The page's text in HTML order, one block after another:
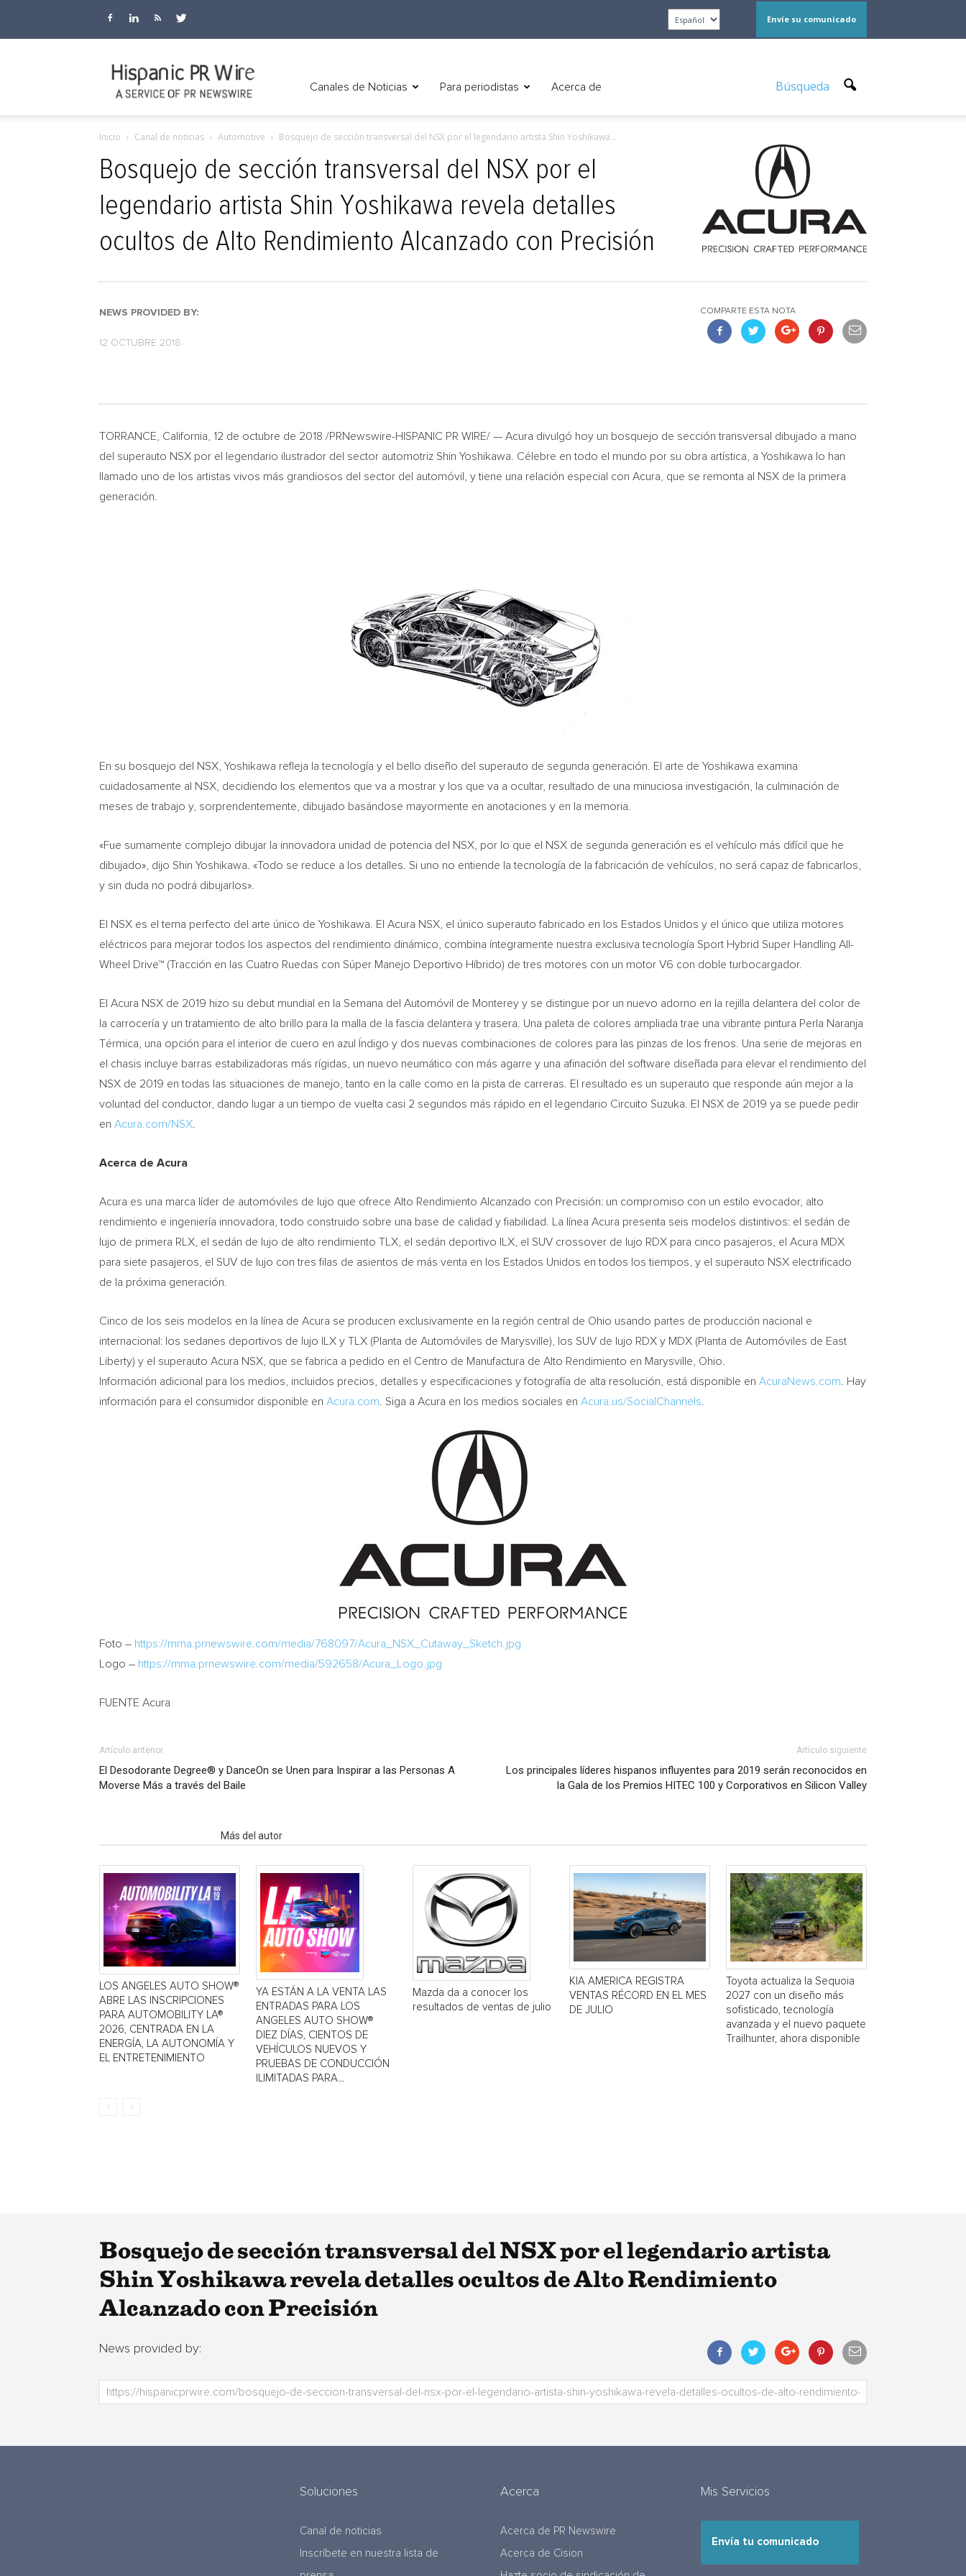
Envíe su comunicado
Wire
Canales de Noticias Para periodistas Acerca de Búsqueda
Inicio Canal de noticias Automotive Bosquejo de sección transversal del NSX por el legendario artista Shin Yoshikawa...
Bosquejo de sección transversal del NSX por el
legendario artista Shin Yoshikawa revela detalles
ocultos de Alto Rendimiento Alcanzado con Precisión
NEWS PROVIDED BY:
12 OCTUBRE 2018
COMPARTE ESTA NOTA
TORRANCE, California , 12 de octubre de 2018 /PRNewswire-HISPANIC PR WIRE/ — Acura divulgó hoy un bosquejo de sección transversal dibujado a mano
del superauto NSX por el legendario ilustrador del sector automotriz Shin Yoshikawa . Célebre en todo el mundo por su obra artística, a Yoshikawa lo han
llamado uno de los artistas vivos más grandiosos del sector del automóvil, y tiene una relación especial con Acura, que se remonta al NSX de la primera
generación.
En su bosquejo del NSX, Yoshikawa refleja la tecnología y el bello diseño del superauto de segunda generación. El arte de Yoshikawa examina
cuidadosamente al NSX, decidiendo los elementos que va a mostrar y los que va a ocultar, resultado de una minuciosa investigación, la culminación de
meses de trabajo y, sorprendentemente, dibujado basándose mayormente en anotaciones y en la memoria.
«Fue sumamente complejo dibujar la innovadora unidad de potencia del NSX, por lo que el NSX de segunda generación es el vehículo más difícil que he
dibujado», dijo Shin Yoshikawa . «Todo se reduce a los detalles. Si uno no entiende la tecnología de la fabricación de vehículos, no será capaz de fabricarlos,
y sin duda no podrá dibujarlos».
El NSX es el tema perfecto del arte único de Yoshikawa. El Acura NSX, el único superauto fabricado en los Estados Unidos y el único que utiliza motores
eléctricos para mejorar todos los aspectos del rendimiento dinámico, combina íntegramente nuestra exclusiva tecnología Sport Hybrid Super Handling All-
Wheel Drive™ (Tracción en las Cuatro Ruedas con Súper Manejo Deportivo Híbrido) de tres motores con un motor V6 con doble turbocargador.
El Acura NSX de 2019 hizo su debut mundial en la Semana del Automóvil de Monterey y se distingue por un nuevo adorno en la rejilla delantera del color de
la carrocería y un tratamiento de alto brillo para la malla de la fascia delantera y trasera. Una paleta de colores ampliada trae una vibrante pintura Perla Naranja
Térmica, una opción para el interior de cuero en azul Índigo y dos nuevas combinaciones de colores para las pinzas de los frenos. Una serie de mejoras en
el chasis incluye barras estabilizadoras más rígidas, un nuevo neumático con más agarre y una afinación del software diseñada para elevar el rendimiento del
NSX de 2019 en todas las situaciones de manejo, tanto en la calle como en la pista de carreras. El resultado es un superauto que responde aún mejor a la
voluntad del conductor, dando lugar a un tiempo de vuelta casi 2 segundos más rápido en el legendario Circuito Suzuka. El NSX de 2019 ya se puede pedir
en Acura.com/NSX
Acerca de Acura
Acura es una marca líder de automóviles de lujo que ofrece Alto Rendimiento Alcanzado con Precisión: un compromiso con un estilo evocador, alto
rendimiento e ingeniería innovadora, todo construido sobre una base de calidad y fiabilidad. La línea Acura presenta seis modelos distintivos: el sedán de
lujo de primera RLX, el sedán de lujo de alto rendimiento TLX, el sedán deportivo ILX, el SUV crossover de lujo RDX para cinco pasajeros, el Acura MDX
para siete pasajeros, el SUV de lujo con tres filas de asientos de más venta en los Estados Unidos en todos los tiempos, y el superauto NSX electrificado
de la próxima generación.
Cinco de los seis modelos en la línea de Acura se producen exclusivamente en la región central de Ohio usando partes de producción nacional e
internacional: los sedanes deportivos de lujo ILX y TLX (Planta de Automóviles de Marysville), los SUV de lujo RDX y MDX (Planta de Automóviles de East
Liberty) y el superauto Acura NSX, que se fabrica a pedido en el Centro de Manufactura de Alto Rendimiento en Marysville, Ohio
Información adicional para los medios, incluidos precios, detalles y especificaciones y fotografía de alta resolución, está disponible en AcuraNews.com . Hay
información para el consumidor disponible en Acura.com . Siga a Acura en los medios sociales en Acura.us/SocialChannels
Foto – https://mma.prnewswire.com/media/768097/Acura_NSX_Cutaway_Sketch.jpg
Logo – https://mma.prnewswire.com/media/592658/Acura_Logo.jpg
FUENTE Acura
Artículo anterior
El Desodorante Degree® y DanceOn se Unen para Inspirar a las Personas A
Moverse Más a través del Baile
Artículo siguiente
Los principales líderes hispanos influyentes para 2019 serán reconocidos en
la Gala de los Premios HITEC 100 y Corporativos en Silicon Valley
Más del autor
LOS ANGELES AUTO SHOW®
ABRE LAS INSCRIPCIONES
PARA AUTOMOBILITY LA®
2026, CENTRADA EN LA
ENERGÍA, LA AUTONOMÍA Y
EL ENTRETENIMIENTO
YA ESTÁN A LA VENTA LAS
ENTRADAS PARA LOS
ANGELES AUTO SHOW®
DIEZ DÍAS, CIENTOS DE
VEHÍCULOS NUEVOS Y
PRUEBAS DE CONDUCCIÓN
ILIMITADAS PARA...
Mazda da a conocer los
resultados de ventas de julio
KIA AMERICA REGISTRA
VENTAS RÉCORD EN EL MES
DE JULIO
Toyota actualiza la Sequoia
2027 con un diseño más
sofisticado, tecnología
avanzada y el nuevo paquete
Trailhunter, ahora disponible
Bosquejo de sección transversal del NSX por el legendario artista
Shin Yoshikawa revela detalles ocultos de Alto Rendimiento
Alcanzado con Precisión
News provided by:
Soluciones
Canal de noticias
Inscríbete en nuestra lista de
Acerca
Acerca de PR Newswire
Acerca de Cision
Mis Servicios
Envía tu comunicado